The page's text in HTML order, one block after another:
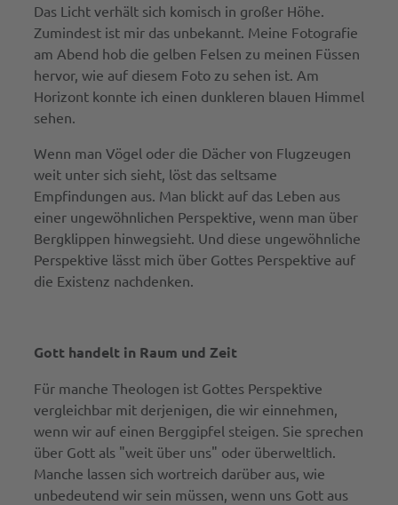
Das Licht verhält sich komisch in großer Höhe.
Zumindest ist mir das unbekannt. Meine Fotografie
am Abend hob die gelben Felsen zu meinen Füssen
hervor, wie auf diesem Foto zu sehen ist. Am
Horizont konnte ich einen dunkleren blauen Himmel
sehen.
Wenn man Vögel oder die Dächer von Flugzeugen
weit unter sich sieht, löst das seltsame
Empfindungen aus. Man blickt auf das Leben aus
einer ungewöhnlichen Perspektive, wenn man über
Bergklippen hinwegsieht. Und diese ungewöhnliche
Perspektive lässt mich über Gottes Perspektive auf
die Existenz nachdenken.
Gott handelt in Raum und Zeit
Für manche Theologen ist Gottes Perspektive
vergleichbar mit derjenigen, die wir einnehmen,
wenn wir auf einen Berggipfel steigen. Sie sprechen
über Gott als "weit über uns" oder überweltlich.
Manche lassen sich wortreich darüber aus, wie
unbedeutend wir sein müssen, wenn uns Gott aus